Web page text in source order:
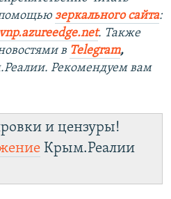
зеркального сайта:
. Также
в Telegram,
Рекомендуем вам
и цензуры!
Крым.Реалии